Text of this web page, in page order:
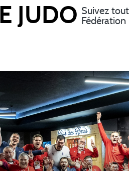
JUDO Suivez
Fédération